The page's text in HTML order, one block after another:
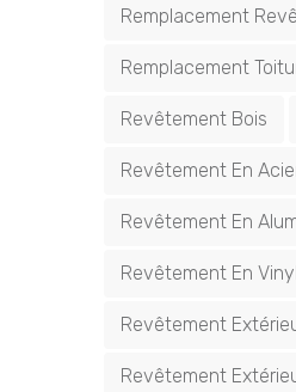
Remplacement
Remplacement
Revêtement Bois
Revêtement En
Revêtement En
Revêtement En
Revêtement
Revêtement